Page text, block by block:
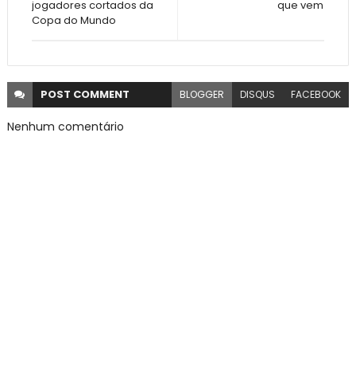
que vem
jogadores cortados da
Copa do Mundo
POST COMMENT BLOGGER DISQUS FACEBOOK
Nenhum comentário